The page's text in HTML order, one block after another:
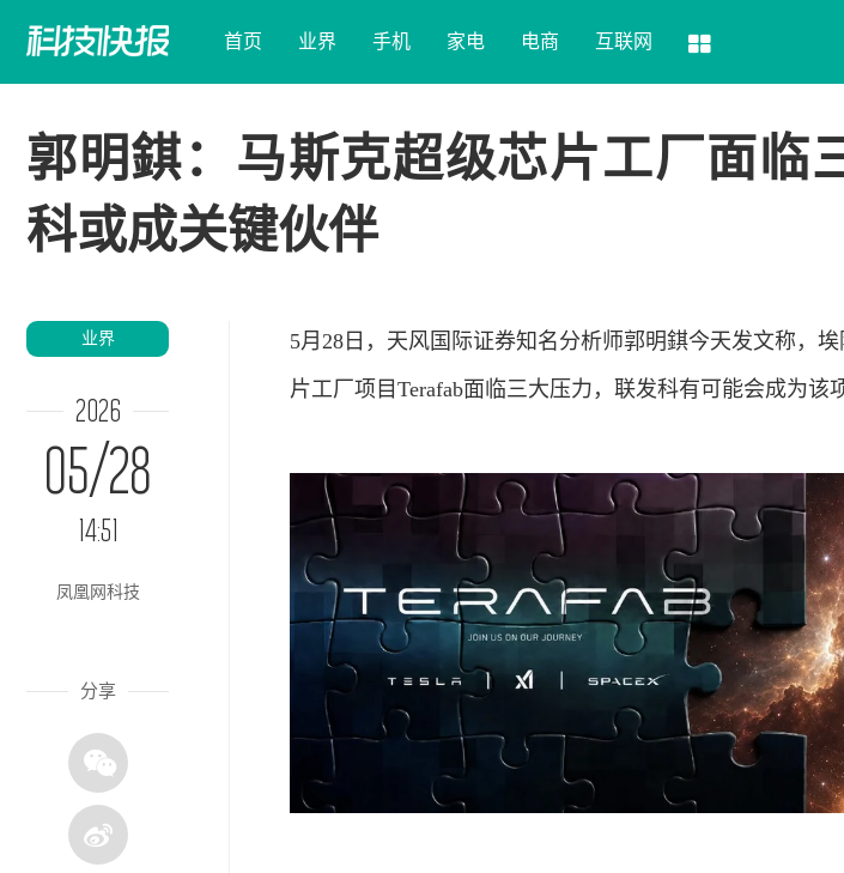
首页 业界 手机 家电 电商 互联网
郭明錤：马斯克超级芯片工厂面临
科或成关键伙伴
业界
2026
05/28
14:51
凤凰网科技
分享
5月28日，天风国际证券知名分析师郭明錤今天发文称，
片工厂项目Terafab面临三大压力，联发科有可能会成为该